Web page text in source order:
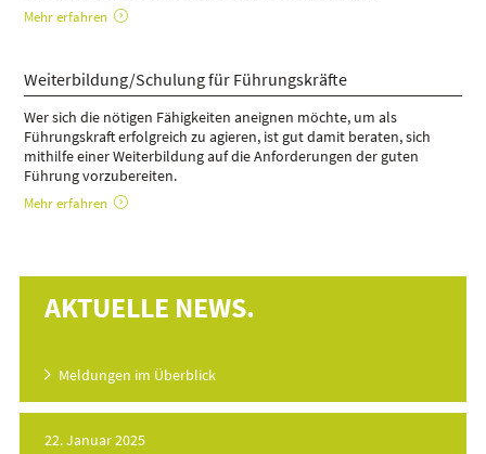
Mehr erfahren
Weiterbildung/Schulung für Führungskräfte
Wer sich die nötigen Fähigkeiten aneignen möchte, um als
Führungskraft erfolgreich zu agieren, ist gut damit beraten, sich
mithilfe einer Weiterbildung auf die Anforderungen der guten
Führung vorzubereiten.
Mehr erfahren
AKTUELLE NEWS.
Meldungen im Überblick
22. Januar 2025